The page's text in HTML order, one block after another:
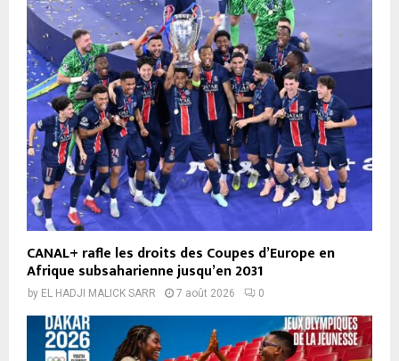
CANAL+ rafle les droits des Coupes d’Europe en
Afrique subsaharienne jusqu’en 2031
by EL HADJI MALICK SARR 7 août 2026 0